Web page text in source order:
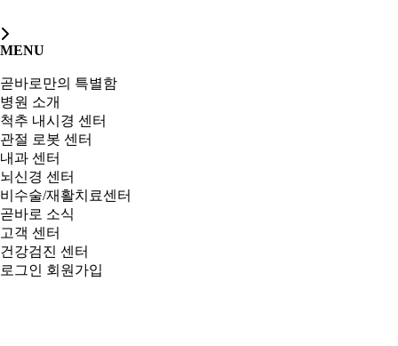
MENU
곧바로만의 특별함
병원 소개
척추 내시경 센터
관절 로봇 센터
내과 센터
뇌신경 센터
비수술/재활치료센터
곧바로 소식
고객 센터
건강검진 센터
로그인 회원가입